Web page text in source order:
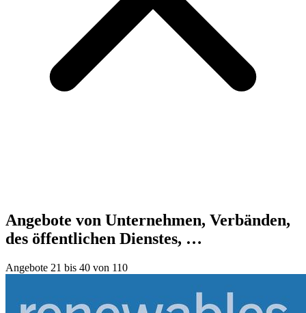
Angebote von Unternehmen, Verbänden,
des öffentlichen Dienstes, …
Angebote 21 bis 40 von 110